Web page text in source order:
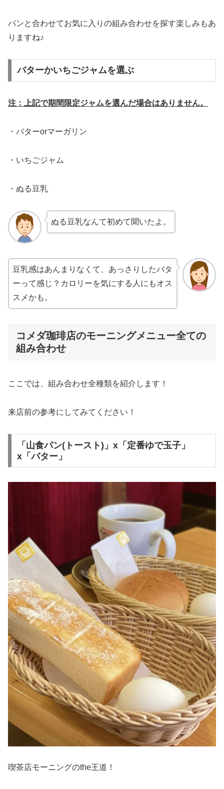
パンと合わせてお気に入りの組み合わせを探す楽しみもあ
りますね♪
バターかいちごジャムを選ぶ
注：上記で期間限定ジャムを選んだ場合はありません。
・バターorマーガリン
・いちごジャム
・ぬる豆乳
ぬる豆乳なんて初めて聞いたよ。
豆乳感はあんまりなくて、あっさりしたバタ
ーって感じ？カロリーを気にする人にもオス
スメかも。
コメダ珈琲店のモーニングメニュー全ての
組み合わせ
ここでは、組み合わせ全種類を紹介します！
来店前の参考にしてみてください！
「山食パン(トースト)」x「定番ゆで玉子」
x「バター」
喫茶店モーニングのthe王道！